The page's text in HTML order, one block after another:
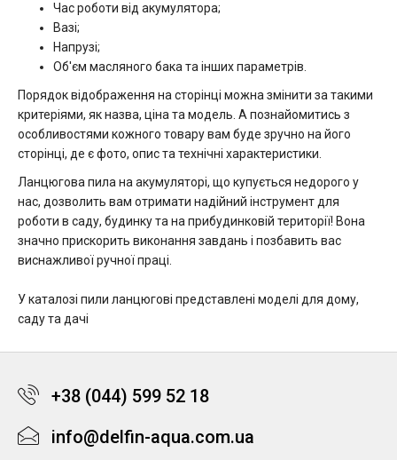
Час роботи від акумулятора;
Вазі;
Напрузі;
Об'єм масляного бака та інших параметрів.
Порядок відображення на сторінці можна змінити за такими
критеріями, як назва, ціна та модель. А познайомитись з
особливостями кожного товару вам буде зручно на його
сторінці, де є фото, опис та технічні характеристики.
Ланцюгова пила на акумуляторі, що купується недорого у
нас, дозволить вам отримати надійний інструмент для
роботи в саду, будинку та на прибудинковій території! Вона
значно прискорить виконання завдань і позбавить вас
виснажливої ручної праці.
У каталозі пили ланцюгові представлені моделі для дому,
саду та дачі
+38 (044) 599 52 18
info@delfin-aqua.com.ua